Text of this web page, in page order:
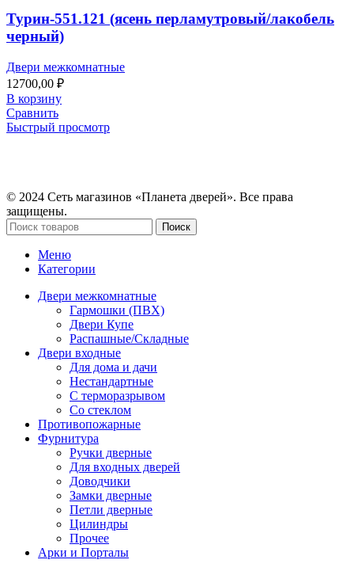
Турин-551.121 (ясень перламутровый/лакобель
черный)
Двери межкомнатные
12700,00 ₽
В корзину
Сравнить
Быстрый просмотр
© 2024 Сеть магазинов «Планета дверей». Все права
защищены.
Поиск
Меню
Категории
Двери межкомнатные
Гармошки (ПВХ)
Двери Купе
Распашные/Складные
Двери входные
Для дома и дачи
Нестандартные
С терморазрывом
Со стеклом
Противопожарные
Фурнитура
Ручки дверные
Для входных дверей
Доводчики
Замки дверные
Петли дверные
Цилиндры
Прочее
Арки и Порталы